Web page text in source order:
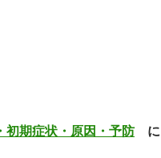
初期症状・原因・予防に